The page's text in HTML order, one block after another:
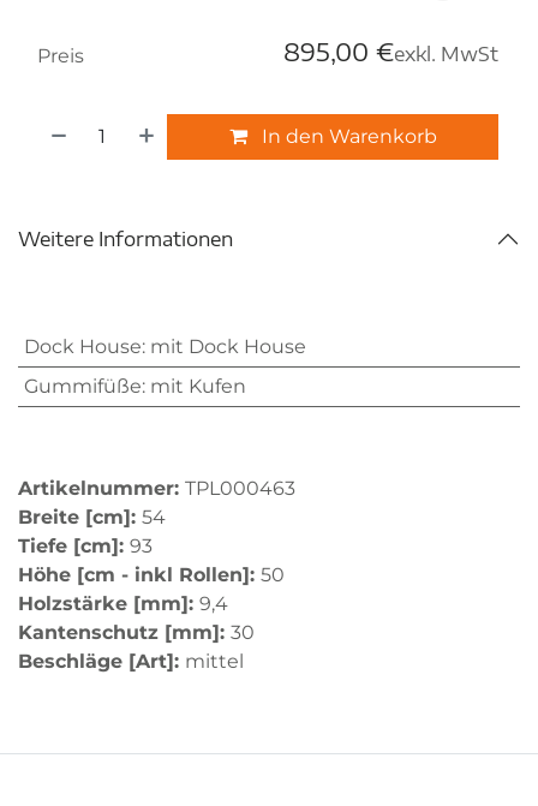
In den Warenkorb
Preis 895,00 €exkl. MwSt
Weitere Informationen
Dock House: mit Dock House
Gummifüße: mit Kufen
Artikelnummer: TPL000463
Breite [cm]: 54
Tiefe [cm]: 93
Höhe [cm - inkl Rollen]: 50
Holzstärke [mm]: 9,4
Kantenschutz [mm]: 30
Beschläge [Art]: mittel